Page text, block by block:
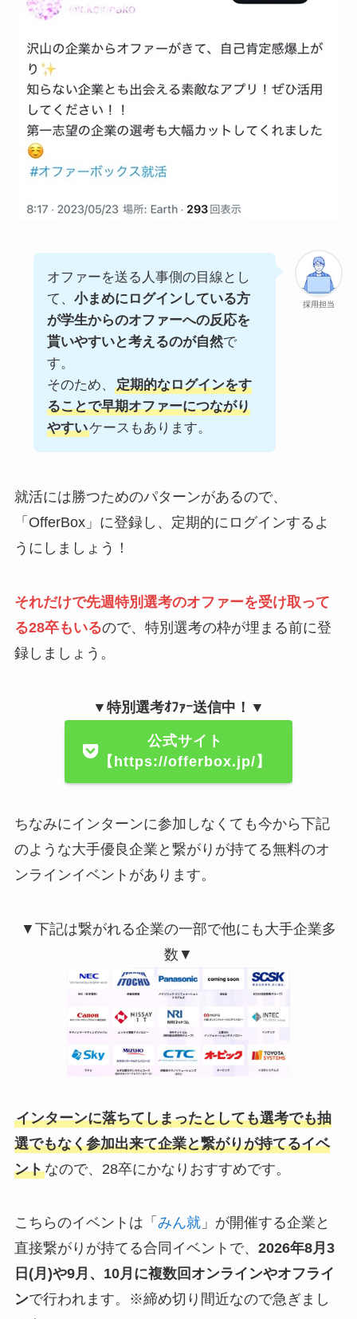
採用担当
オファーを送る人事側の目線とし
て、 小まめにログインしている方
が学生からのオファーへの反応を
貰いやすいと考えるのが自然で
す。
そのため、
定期的なログインをす
ることで早期オファーにつながり
やすいケースもあります。
就活には勝つためのパターンがあるので、
「OfferBox」に登録し、定期的にログインするよ
うにしましょう！
それだけで先週特別選考のオファーを受け取って
る28卒もいるので、特別選考の枠が埋まる前に登
録しましょう。
▼特別選考ｵﾌｧｰ送信中！▼
公式サイト
【https://offerbox.jp/】
ちなみにインターンに参加しなくても今から下記
のような大手優良企業と繋がりが持てる無料のオ
ンラインイベントがあります。
▼下記は繋がれる企業の一部で他にも大手企業多
数▼
インターンに落ちてしまったとしても選考でも抽
選でもなく参加出来て企業と繋がりが持てるイベ
ントなので、28卒にかなりおすすめです。
こちらのイベントは「 みん就」が開催する企業と
直接繋がりが持てる合同イベントで、 2026年8月3
日(月)や9月、10月 に複数回オンラインやオフライ
ンで行われます。※締め切り間近なので急ぎまし